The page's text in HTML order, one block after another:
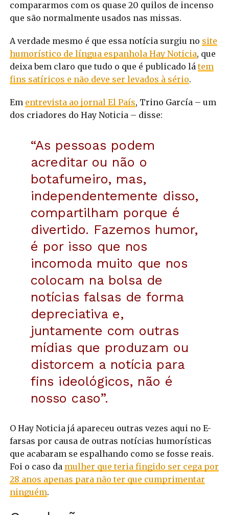
compararmos com os quase 20 quilos de incenso
que são normalmente usados nas missas.
A verdade mesmo é que essa notícia surgiu no site
humorístico de língua espanhola Hay Noticia, que
deixa bem claro que tudo o que é publicado látem
fins satíricos e não deve ser levados à sério.
Em entrevista ao jornal El País, Trino García – um
dos criadores do Hay Noticia – disse:
“As pessoas podem
acreditar ou não o
botafumeiro, mas,
independentemente disso,
compartilham porque é
divertido. Fazemos humor,
é por isso que nos
incomoda muito que nos
colocam na bolsa de
notícias falsas de forma
depreciativa e,
juntamente com outras
mídias que produzam ou
distorcem a notícia para
fins ideológicos, não é
nosso caso”.
O Hay Noticia já apareceu outras vezes aqui no E-
farsas por causa de outras notícias humorísticas
que acabaram se espalhando como se fosse reais.
Foi o caso da mulher que teria fingido ser cega por
28 anos apenas para não ter que cumprimentar
ninguém.